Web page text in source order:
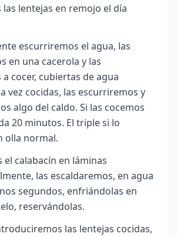
lentejas en remojo el día
escurriremos el agua, las
en una cacerola y las
cocer, cubiertas de agua
vez cocidas, las escurriremos y
algo del caldo. Si las cocemos
20 minutos. El triple si lo
olla normal.
el calabacín en láminas
las escaldaremos, en agua
segundos, enfriándolas en
reservándolas.
las lentejas cocidas,